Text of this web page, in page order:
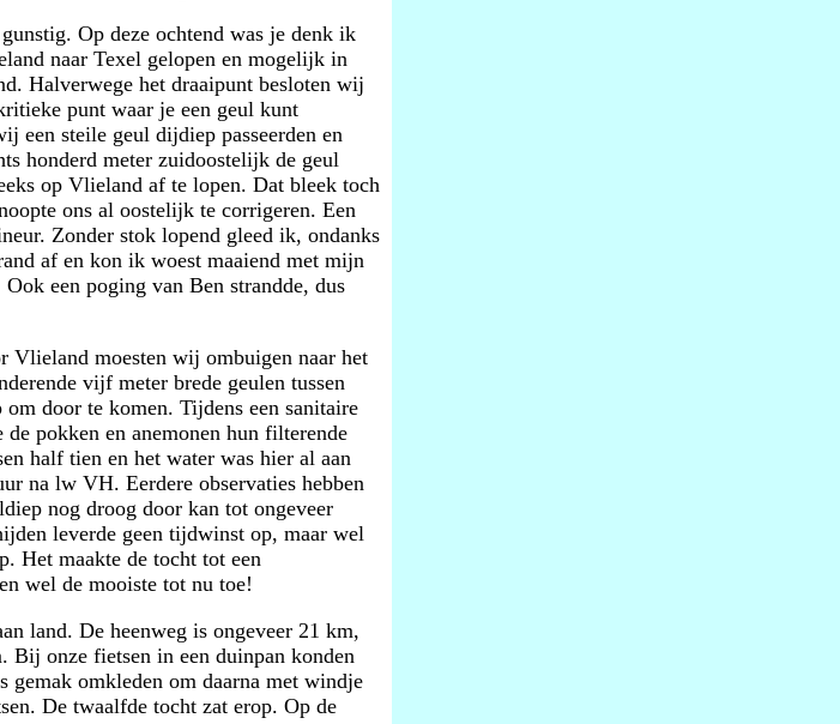
Op deze ochtend was je denk ik
naar Texel gelopen en mogelijk in
Halverwege het draaipunt besloten wij
punt waar je een geul kunt
een steile geul dijdiep passeerden en
honderd meter zuidoostelijk de geul
op Vlieland af te lopen. Dat bleek toch
ons al oostelijk te corrigeren. Een
Zonder stok lopend gleed ik, ondanks
af en kon ik woest maaiend met mijn
een poging van Ben strandde, dus
Vlieland moesten wij ombuigen naar het
vijf meter brede geulen tussen
door te komen. Tijdens een sanitaire
pokken en anemonen hun filterende
half tien en het water was hier al aan
na lw VH. Eerdere observaties hebben
nog droog door kan tot ongeveer
leverde geen tijdwinst op, maar wel
Het maakte de tocht tot een
wel de mooiste tot nu toe!
land. De heenweg is ongeveer 21 km,
Bij onze fietsen in een duinpan konden
gemak omkleden om daarna met windje
De twaalfde tocht zat erop. Op de